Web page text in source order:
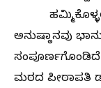
ಅನುಷ್ಠಾನವು
ಮಠದ ಪೀಠಾಪತಿ